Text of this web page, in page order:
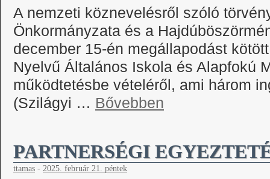
A nemzeti köznevelésről szóló
Önkormányzata és a
december 15-én megállapodást
Nyelvű Általános Iskola és Alapfokú
működtetésbe vételéről, ami három
(Szilágyi … Bővebben
PARTNERSÉGI
ttamas - 2025. február 21. péntek